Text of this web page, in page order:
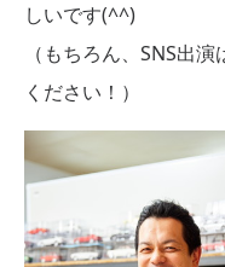
しいです(^^)
（もちろん、SNS出
ください！）